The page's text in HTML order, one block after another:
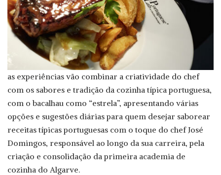
as experiências vão combinar a criatividade do chef
com os sabores e tradição da cozinha típica portuguesa,
com o bacalhau como “estrela”, apresentando várias
opções e sugestões diárias para quem desejar saborear
receitas típicas portuguesas com o toque do chef José
Domingos, responsável ao longo da sua carreira, pela
criação e consolidação da primeira academia de
cozinha do Algarve.